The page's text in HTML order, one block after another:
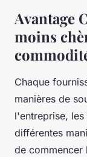
Avantage
moins
Chaque
manières de
l'entreprise,
différentes
de commencer